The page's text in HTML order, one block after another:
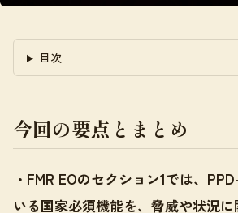
目次
今回の要点とまとめ
・FMR EOのセクション1では、
いる国家必須機能を、脅威や状況